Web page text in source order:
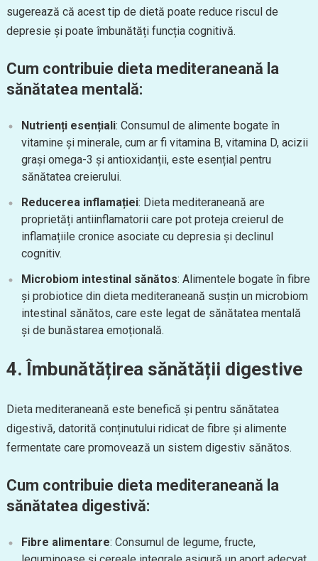
sugerează că acest tip de dietă poate reduce riscul de
depresie și poate îmbunătăți funcția cognitivă.
Cum contribuie dieta mediteraneană la
sănătatea mentală:
Nutrienți esențiali: Consumul de alimente bogate în
vitamine și minerale, cum ar fi vitamina B, vitamina D, acizii
grași omega-3 și antioxidanții, este esențial pentru
sănătatea creierului.
Reducerea inflamației: Dieta mediteraneană are
proprietăți antiinflamatorii care pot proteja creierul de
inflamațiile cronice asociate cu depresia și declinul
cognitiv.
Microbiom intestinal sănătos: Alimentele bogate în fibre
și probiotice din dieta mediteraneană susțin un microbiom
intestinal sănătos, care este legat de sănătatea mentală
și de bunăstarea emoțională.
4. Îmbunătățirea sănătății digestive
Dieta mediteraneană este benefică și pentru sănătatea
digestivă, datorită conținutului ridicat de fibre și alimente
fermentate care promovează un sistem digestiv sănătos.
Cum contribuie dieta mediteraneană la
sănătatea digestivă:
Fibre alimentare: Consumul de legume, fructe,